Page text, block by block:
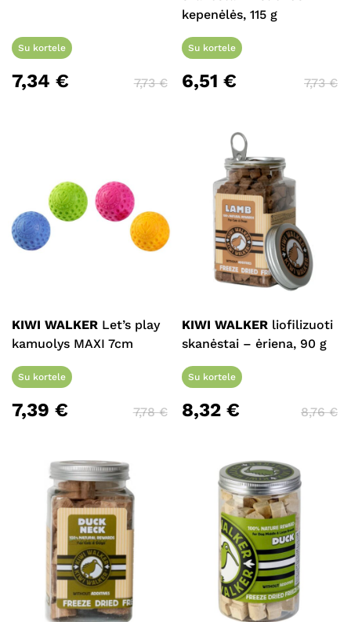
Krepšelyje nėra produktų.
Su kortele
7,34 € 7,73€
kepenėlės, 115 g
Su kortele
6,51€ 7,73€
KIWI WALKER Let’s play
kamuolys MAXI 7cm
Su kortele
7,39 € 7,78€
KIWI WALKER liofilizuoti
skanėstai – ėriena, 90 g
Su kortele
8,32€ 8,76€